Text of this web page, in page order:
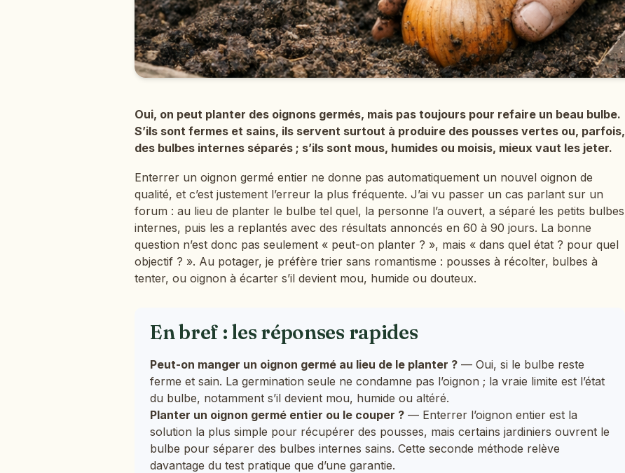
Oui, on peut planter des oignons germés, mais pas toujours pour refaire un beau bulbe.
S’ils sont fermes et sains, ils servent surtout à produire des pousses vertes ou, parfois,
des bulbes internes séparés ; s’ils sont mous, humides ou moisis, mieux vaut les jeter.
Enterrer un oignon germé entier ne donne pas automatiquement un nouvel oignon de
qualité, et c’est justement l’erreur la plus fréquente. J’ai vu passer un cas parlant sur un
forum : au lieu de planter le bulbe tel quel, la personne l’a ouvert, a séparé les petits bulbes
internes, puis les a replantés avec des résultats annoncés en 60 à 90 jours. La bonne
question n’est donc pas seulement « peut-on planter ? », mais « dans quel état ? pour quel
objectif ? ». Au potager, je préfère trier sans romantisme : pousses à récolter, bulbes à
tenter, ou oignon à écarter s’il devient mou, humide ou douteux.
En bref : les réponses rapides
Peut-on manger un oignon germé au lieu de le planter ? — Oui, si le bulbe reste
ferme et sain. La germination seule ne condamne pas l’oignon ; la vraie limite est l’état
du bulbe, notamment s’il devient mou, humide ou altéré.
Planter un oignon germé entier ou le couper ? — Enterrer l’oignon entier est la
solution la plus simple pour récupérer des pousses, mais certains jardiniers ouvrent le
bulbe pour séparer des bulbes internes sains. Cette seconde méthode relève
davantage du test pratique que d’une garantie.